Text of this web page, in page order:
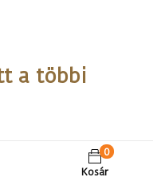
a többi
0
Kosár